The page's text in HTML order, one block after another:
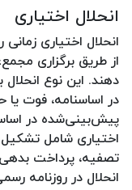
انحلال اختیاری
انحلال اختیاری
از طریق برگزاری
دهند. این نوع
در اساسنامه، فوت
پیش‌بینی‌شده در
اختیاری شامل
تصفیه، پرداخت
انحلال در روزنامه